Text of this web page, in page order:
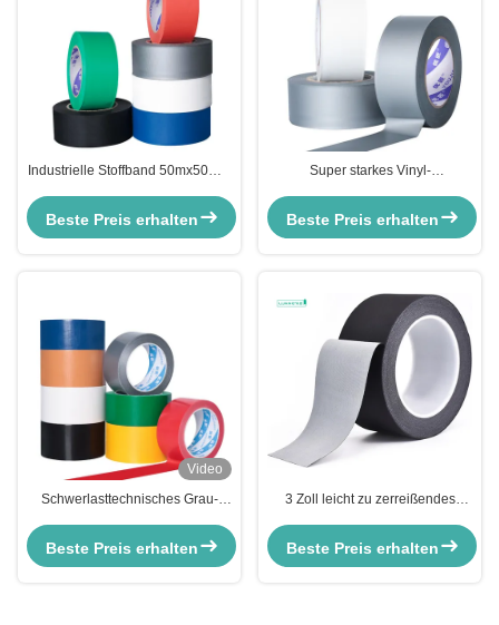
Industrielle Stoffband 50mx50mm
Anwendungen
Beste Preis erhalten
Super starkes Vinyl-
Mehrzweckband für Zuhause
Innen-Außen
Beste Preis erhalten
Video
Schwerlasttechnisches Grau-
doppelseitiges Acrylklebstoff
Beste Preis erhalten
3 Zoll leicht zu zerreißendes
Hitzebeständiges Karton
Beste Preis erhalten